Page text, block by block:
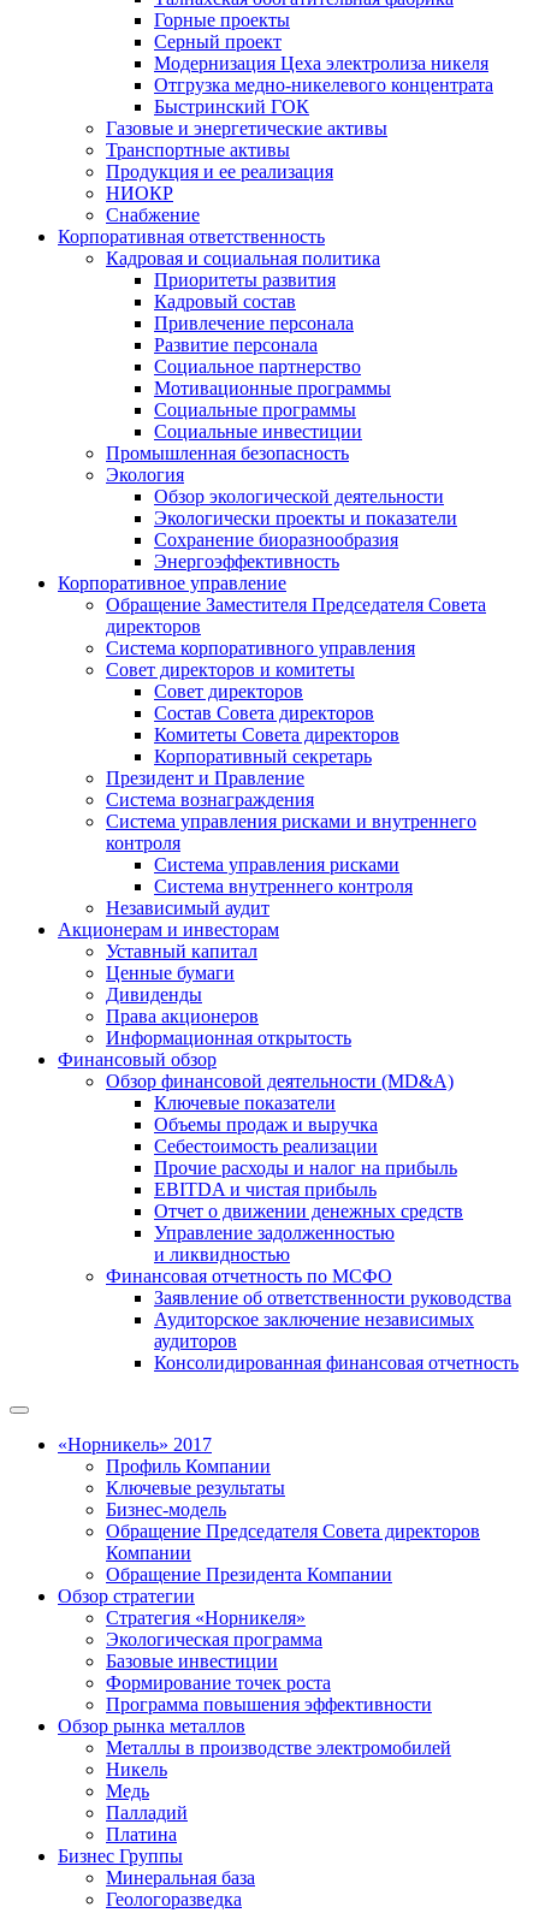
Горные проекты
Серный проект
Модернизация Цеха электролиза никеля
Отгрузка медно-никелевого концентрата
Быстринский ГОК
Газовые и энергетические активы
Транспортные активы
Продукция и ее реализация
НИОКР
Снабжение
Корпоративная ответственность
Кадровая и социальная политика
Приоритеты развития
Кадровый состав
Привлечение персонала
Развитие персонала
Социальное партнерство
Мотивационные программы
Социальные программы
Социальные инвестиции
Промышленная безопасность
Экология
Обзор экологической деятельности
Экологически проекты и показатели
Сохранение биоразнообразия
Энергоэффективность
Корпоративное управление
Обращение Заместителя Председателя Совета
директоров
Система корпоративного управления
Совет директоров и комитеты
Совет директоров
Состав Совета директоров
Комитеты Совета директоров
Корпоративный секретарь
Президент и Правление
Система вознаграждения
Система управления рисками и внутреннего
контроля
Система управления рисками
Система внутреннего контроля
Независимый аудит
Акционерам и инвесторам
Уставный капитал
Ценные бумаги
Дивиденды
Права акционеров
Информационная открытость
Финансовый обзор
Обзор финансовой деятельности (MD&A)
Ключевые показатели
Объемы продаж и выручка
Себестоимость реализации
Прочие расходы и налог на прибыль
EBITDA и чистая прибыль
Отчет о движении денежных средств
Управление задолженностью
и ликвидностью
Финансовая отчетность по МСФО
Заявление об ответственности руководства
Аудиторское заключение независимых
аудиторов
Консолидированная финансовая отчетность
«Норникель» 2017
Профиль Компании
Ключевые результаты
Бизнес-модель
Обращение Председателя Совета директоров
Компании
Обращение Президента Компании
Обзор стратегии
Стратегия «Норникеля»
Экологическая программа
Базовые инвестиции
Формирование точек роста
Программа повышения эффективности
Обзор рынка металлов
Металлы в производстве электромобилей
Никель
Медь
Палладий
Платина
Бизнес Группы
Минеральная база
Геологоразведка